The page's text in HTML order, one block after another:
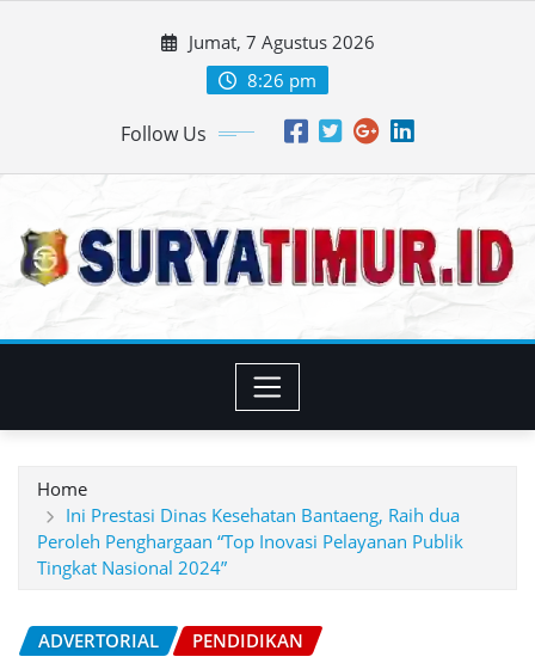
Jumat, 7 Agustus 2026
8:26 pm
Follow Us
Home
Ini Prestasi Dinas Kesehatan Bantaeng, Raih dua
Peroleh Penghargaan “Top Inovasi Pelayanan Publik
Tingkat Nasional 2024”
ADVERTORIAL PENDIDIKAN